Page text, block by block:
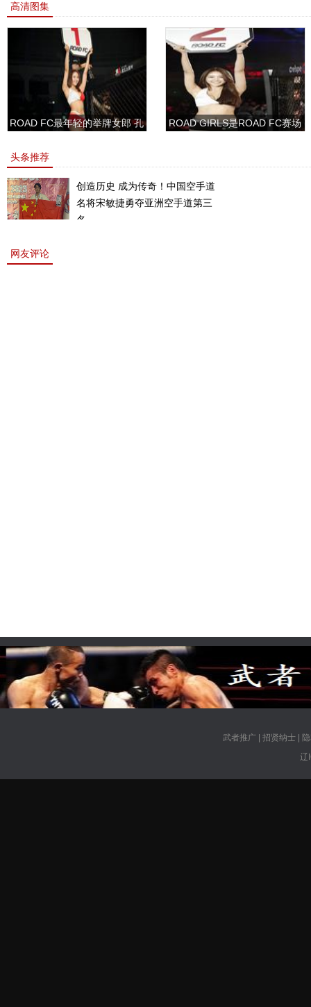
高清图集
ROAD FC最年轻的举牌女郎 孔
ROAD GIRLS是ROAD FC赛场
头条推荐
创造历史 成为传奇！中国空手道
名将宋敏捷勇夺亚洲空手道第三
名。
网友评论
武者推广| 招贤纳士|
辽